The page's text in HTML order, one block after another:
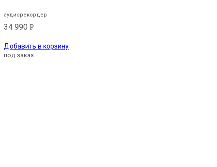
аудиорекордер
34 990 Р
Добавить в корзину
под заказ